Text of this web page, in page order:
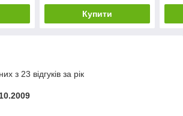
Купити
з 23 відгуків за рік